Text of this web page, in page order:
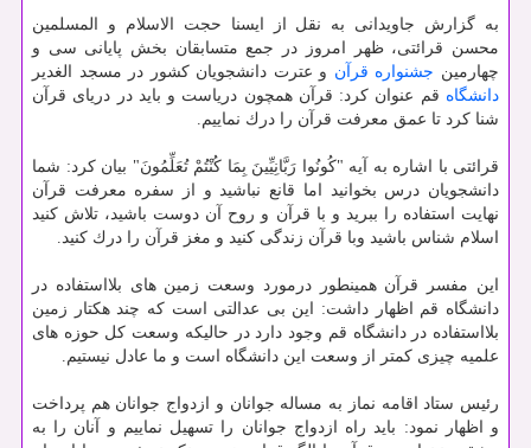
به گزارش جاویدانی به نقل از ایسنا حجت الاسلام و المسلمین
محسن قرائتی، ظهر امروز در جمع متسابقان بخش پایانی سی و
چهارمین جشنواره قرآن و عترت دانشجویان كشور در مسجد الغدیر
دانشگاه قم عنوان كرد: قرآن همچون دریاست و باید در دریای قرآن
شنا كرد تا عمق معرفت قرآن را درك نماییم.
قرائتی با اشاره به آیه "كُونُوا رَبَّانِیِّینَ بِمَا كُنْتُمْ تُعَلِّمُونَ" بیان كرد: شما
دانشجویان درس بخوانید اما قانع نباشید و از سفره معرفت قرآن
نهایت استفاده را ببرید و با قرآن و روح آن دوست باشید، تلاش كنید
اسلام شناس باشید وبا قرآن زندگی كنید و مغز قرآن را درك كنید.
این مفسر قرآن همینطور درمورد وسعت زمین های بلااستفاده در
دانشگاه قم اظهار داشت: این بی عدالتی است كه چند هكتار زمین
بلااستفاده در دانشگاه قم وجود دارد در حالیكه وسعت كل حوزه های
علمیه چیزی كمتر از وسعت این دانشگاه است و ما عادل نیستیم.
رئیس ستاد اقامه نماز به مساله جوانان و ازدواج جوانان هم پرداخت
و اظهار نمود: باید راه ازدواج جوانان را تسهیل نماییم و آنان را به